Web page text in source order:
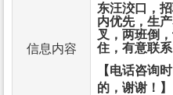
信息内容
东汪洨口，
内优先，生
叉，两班倒
住，有意联系
【电话咨询
的，谢谢！】